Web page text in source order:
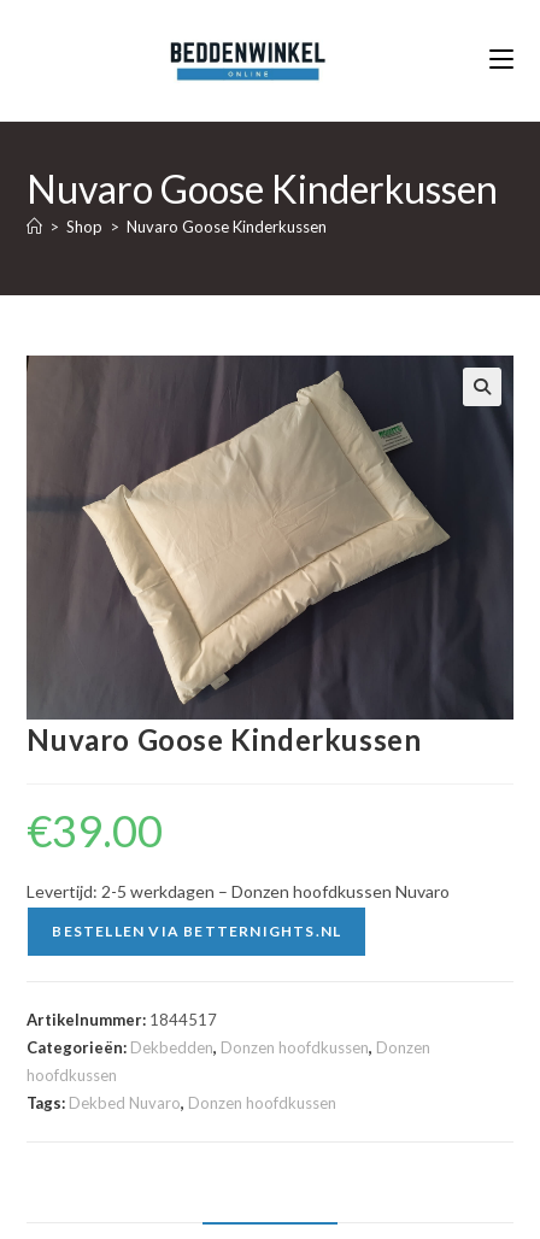
Nuvaro Goose Kinderkussen
> Shop > Nuvaro Goose Kinderkussen
Nuvaro Goose Kinderkussen
€39.00
Levertijd: 2-5 werkdagen – Donzen hoofdkussen Nuvaro
BESTELLEN VIA BETTERNIGHTS.NL
Artikelnummer: 1844517
Categorieën: Dekbedden, Donzen hoofdkussen, Donzen
hoofdkussen
Tags: Dekbed Nuvaro, Donzen hoofdkussen